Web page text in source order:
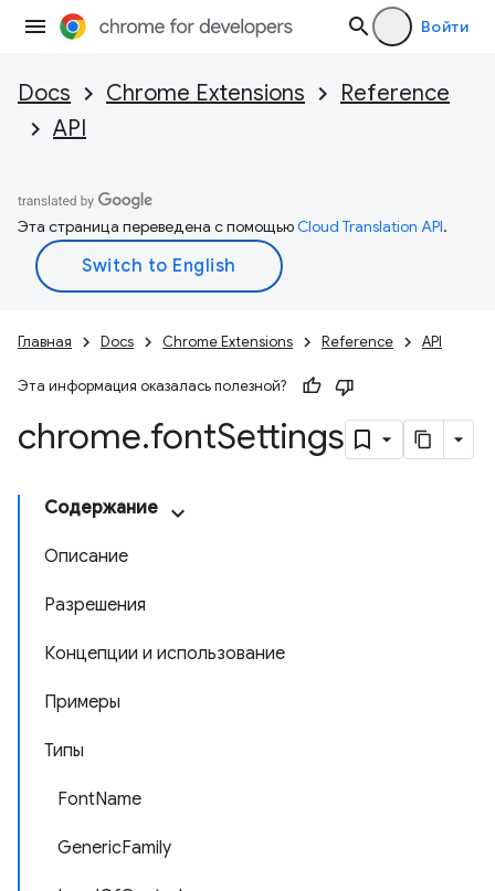
Войти
Docs Chrome Extensions
Reference
API
Эта страница переведена с помощьюCloud Translation API.
Главная Docs Chrome Extensions Reference API
Эта информация оказалась полезной?
chrome.fontSettings
Содержание
Описание
Разрешения
Концепции и использование
Примеры
Типы
FontName
GenericFamily